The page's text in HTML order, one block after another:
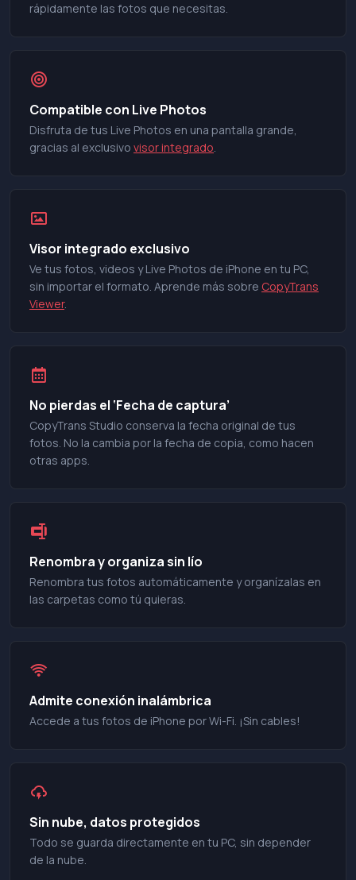
rápidamente las fotos que necesitas.
Compatible con Live Photos
Disfruta de tus Live Photos en una pantalla grande,
gracias al exclusivo visor integrado
Visor integrado exclusivo
Ve tus fotos, videos y Live Photos de iPhone en tu PC,
sin importar el formato. Aprende más sobre CopyTrans
Viewer.
No pierdas el ‘Fecha de captura’
CopyTrans Studio conserva la fecha original de tus
fotos. No la cambia por la fecha de copia, como hacen
otras apps.
Renombra y organiza sin lío
Renombra tus fotos automáticamente y organízalas en
las carpetas como tú quieras.
Admite conexión inalámbrica
Accede a tus fotos de iPhone por Wi-Fi. ¡Sin cables!
Sin nube, datos protegidos
Todo se guarda directamente en tu PC, sin depender
de la nube.